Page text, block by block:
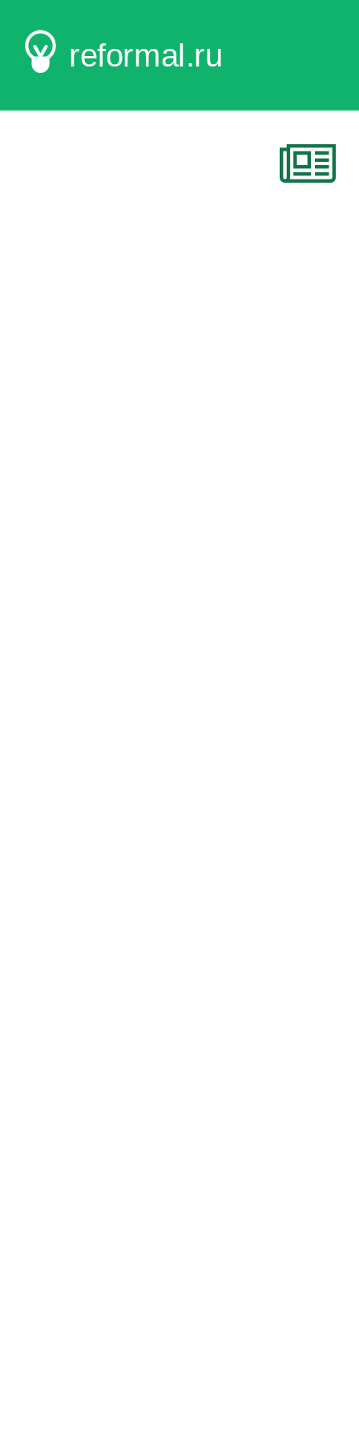
reformal.ru